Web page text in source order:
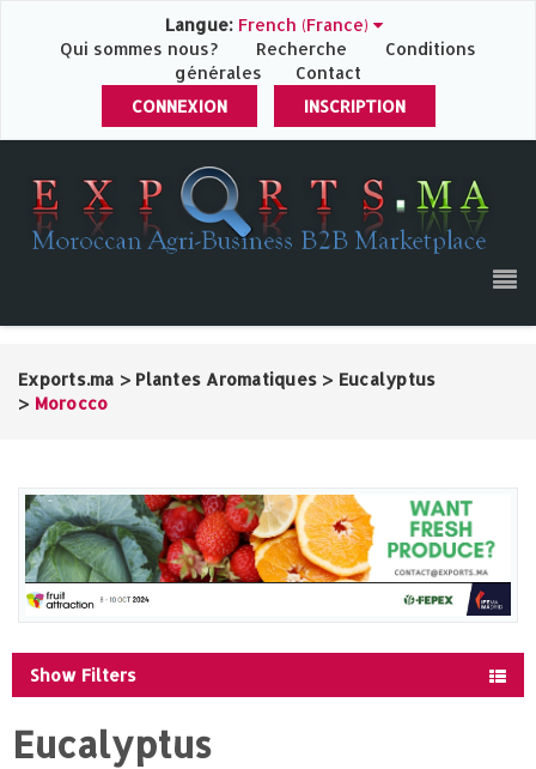
Langue: French (France)
Qui sommes nous?
Recherche
Conditions
générales
Contact
CONNEXION
INSCRIPTION
Exports.ma > Plantes Aromatiques > Eucalyptus
> Morocco
Show Filters
Eucalyptus